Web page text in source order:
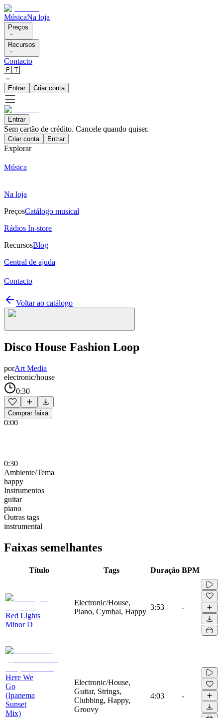
MúsicaNa loja
Preços
Recursos
Contacto
🇵🇹
Entrar Criar conta
Entrar
Sem cartão de crédito. Cancele quando quiser.
Criar conta Entrar
Explorar
Música
Na loja
PreçosCatálogo musical
Rádios In-store
RecursosBlog
Central de ajuda
Contacto
Voltar ao catálogo
Disco House Fashion Loop
porArt Media
electronic/house
0:30
Comprar faixa
0:00
0:30
Ambiente/Tema
happy
Instrumentos
guitar
piano
Outras tags
instrumental
Faixas semelhantes
Título Tags Duração BPM
Red Lights
Minor D
Electronic/House,
Piano, Cymbal, Happy
3:53 -
Here We
Go
(Ipanema
Sunset
Mix)
Electronic/House,
Guitar, Strings,
Clubbing, Happy,
Groovy
4:03 -